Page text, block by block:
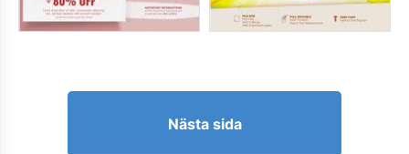
Nästa sida